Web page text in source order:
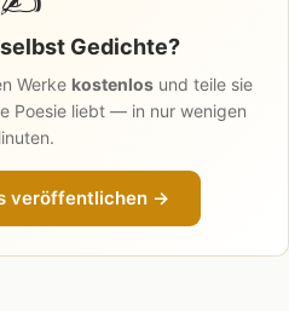
Gedichte?
Werke kostenlos und teile sie
Poesie liebt — in nur wenigen
veröffentlichen →